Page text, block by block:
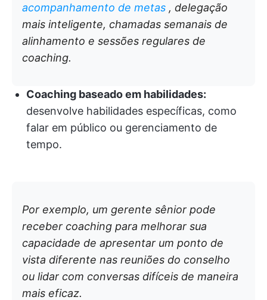
acompanhamento de metas , delegação
mais inteligente, chamadas semanais de
alinhamento e sessões regulares de
coaching.
Coaching baseado em habilidades:
desenvolve habilidades específicas, como
falar em público ou gerenciamento de
tempo.
Por exemplo, um gerente sênior pode
receber coaching para melhorar sua
capacidade de apresentar um ponto de
vista diferente nas reuniões do conselho
ou lidar com conversas difíceis de maneira
mais eficaz.